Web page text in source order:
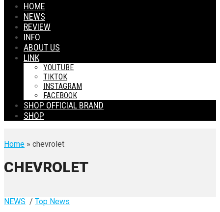
HOME
NEWS
REVIEW
INFO
ABOUT US
LINK
YOUTUBE
TIKTOK
INSTAGRAM
FACEBOOK
SHOP OFFICIAL BRAND
SHOP
Home » chevrolet
CHEVROLET
NEWS / Top News